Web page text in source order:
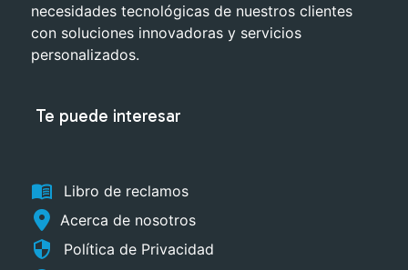
necesidades tecnológicas de nuestros clientes
con soluciones innovadoras y servicios
personalizados.
Te puede interesar
menu_book
Libro de reclamos
Acerca de nosotros
security Política de Privacidad